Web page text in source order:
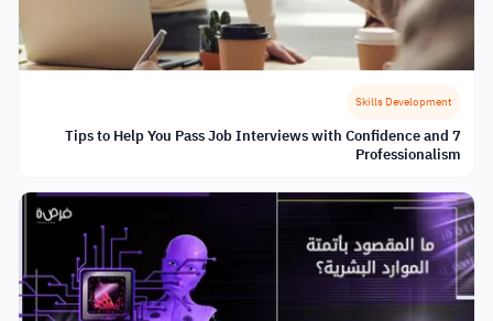
Skills Development
7 Tips to Help You Pass Job Interviews with Confidence and
Professionalism